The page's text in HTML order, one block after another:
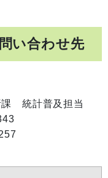
い合わせ先
課 統計普及担当